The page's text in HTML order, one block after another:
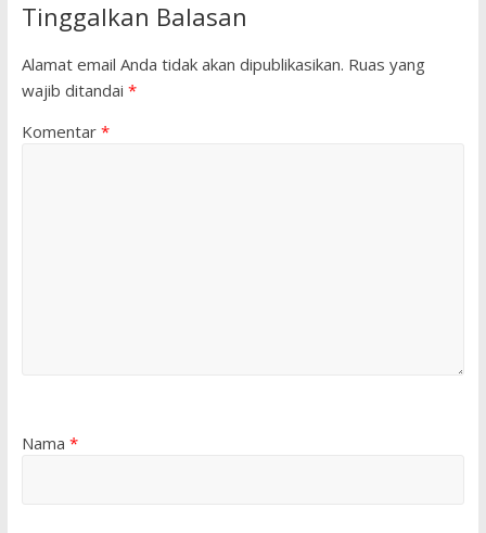
Tinggalkan Balasan
Alamat email Anda tidak akan dipublikasikan. Ruas yang
wajib ditandai *
Komentar *
Nama *